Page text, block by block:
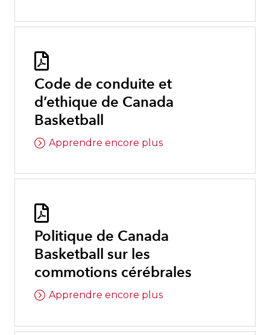

Code de conduite et
d’ethique de Canada
Basketball
Apprendre encore plus

Politique de Canada
Basketball sur les
commotions cérébrales
Apprendre encore plus